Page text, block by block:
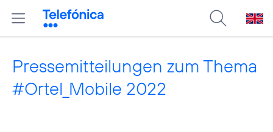
Pressemitteilungen zum Thema
#Ortel_Mobile 2022